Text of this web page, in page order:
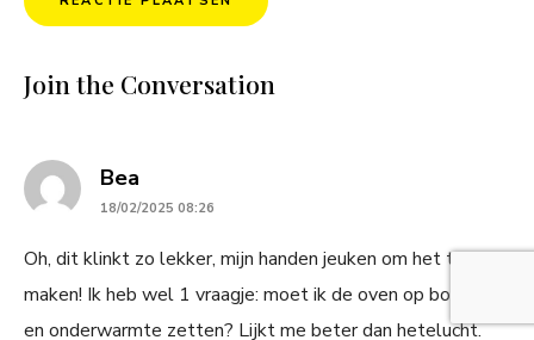
Join the Conversation
Bea
18/02/2025 08:26
Oh, dit klinkt zo lekker, mijn handen jeuken om het te gaan
maken! Ik heb wel 1 vraagje: moet ik de oven op boven-
en onderwarmte zetten? Lijkt me beter dan hetelucht.